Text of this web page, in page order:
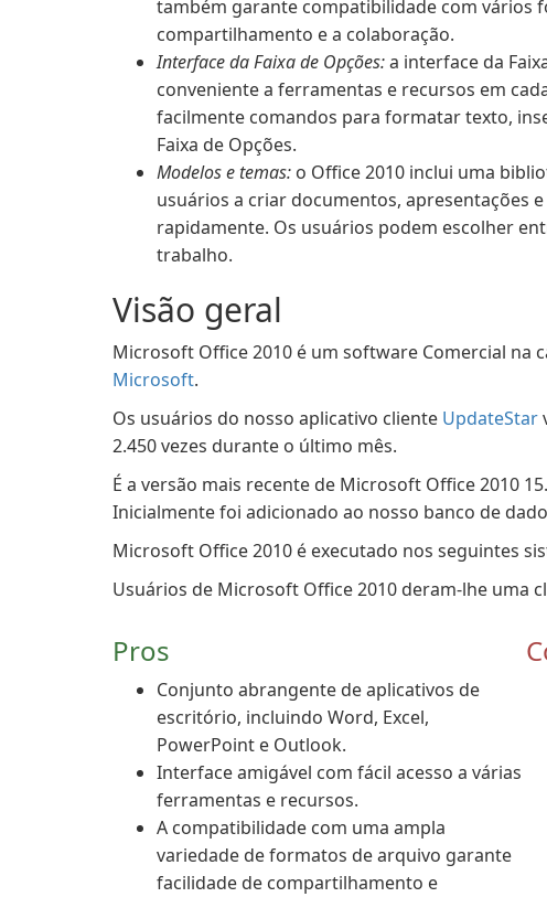
também garante compatibilidade com vários
compartilhamento e a colaboração.
Interface da Faixa de Opções:a interface da
conveniente a ferramentas e recursos em
facilmente comandos para formatar texto,
Faixa de Opções.
Modelos e temas: o Office 2010 inclui uma
usuários a criar documentos, apresentações
rapidamente. Os usuários podem escolher
trabalho.
Visão geral
Microsoft Office 2010 é um software Comercial na
Microsoft.
Os usuários do nosso aplicativo cliente UpdateStar
2.450 vezes durante o último mês.
É a versão mais recente de Microsoft Office 2010
Inicialmente foi adicionado ao nosso banco de
Microsoft Office 2010 é executado nos seguintes
Usuários de Microsoft Office 2010 deram-lhe uma
Pros
Conjunto abrangente de aplicativos de
escritório, incluindo Word, Excel,
PowerPoint e Outlook.
Interface amigável com fácil acesso a várias
ferramentas e recursos.
A compatibilidade com uma ampla
variedade de formatos de arquivo garante
facilidade de compartilhamento e